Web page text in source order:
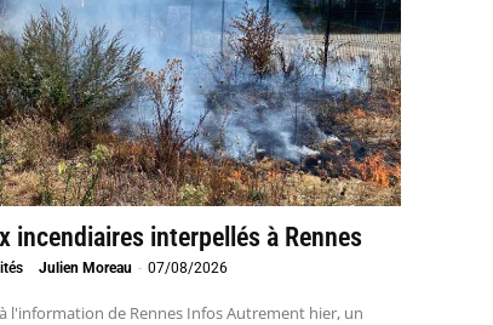
incendiaires interpellés à Rennes
Julien Moreau - 07/08/2026
l'information de Rennes Infos Autrement hier, un